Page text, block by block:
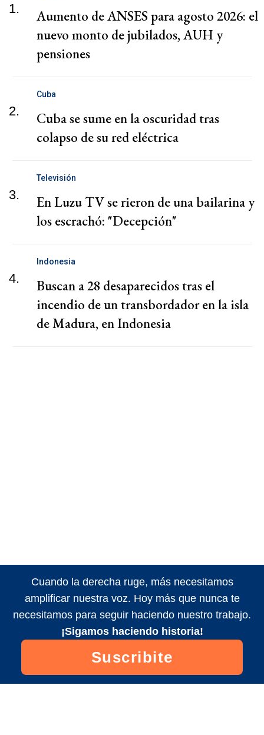
1.
Aumento de ANSES para agosto 2026: el
nuevo monto de jubilados, AUH y
pensiones
2.
Cuba
Cuba se sume en la oscuridad tras
colapso de su red eléctrica
3.
Televisión
En Luzu TV se rieron de una bailarina y
los escrachó: "Decepción"
4.
Indonesia
Buscan a 28 desaparecidos tras el
incendio de un transbordador en la isla
de Madura, en Indonesia
Cuando la derecha ruge, más necesitamos
amplificar nuestra voz. Hoy más que nunca te
necesitamos para seguir haciendo nuestro trabajo.
¡Sigamos haciendo historia!
Suscribite